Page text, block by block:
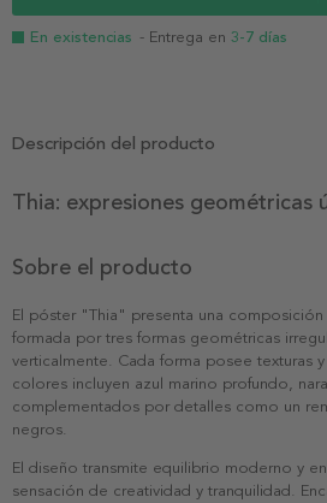
En existencias - Entrega en 3-7 días
Descripción del producto
Thia: expresiones geométricas
Sobre el producto
El póster "Thia" presenta una composición
formada por tres formas geométricas
verticalmente. Cada forma posee texturas
colores incluyen azul marino profundo,
complementados por detalles como un
negros.
El diseño transmite equilibrio moderno y
sensación de creatividad y tranquilidad.